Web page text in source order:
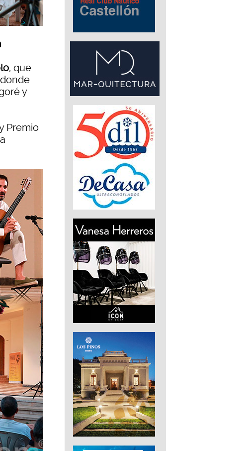
, que
y
Premio